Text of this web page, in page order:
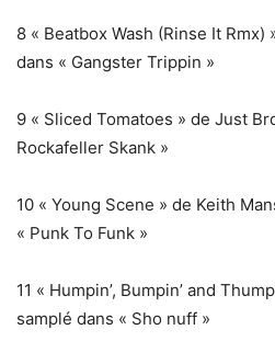
8 « Beatbox Wash (Rinse It
dans « Gangster Trippin »
9 « Sliced Tomatoes » de Just
Rockafeller Skank »
10 « Young Scene » de Keith
« Punk To Funk »
11 « Humpin’, Bumpin’ and
samplé dans « Sho nuff »